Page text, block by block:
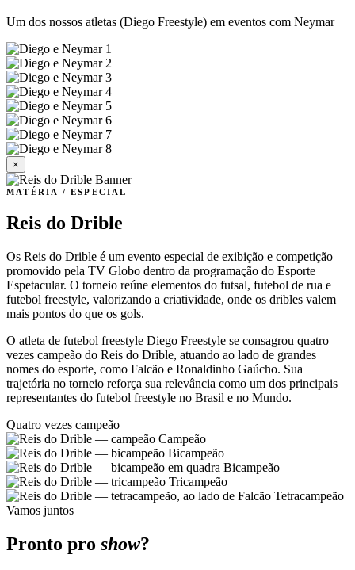
Um dos nossos atletas (Diego Freestyle) em eventos com Neymar
×
MATÉRIA / ESPECIAL
Reis do Drible
Os Reis do Drible é um evento especial de exibição e competição
promovido pela TV Globo dentro da programação do Esporte
Espetacular. O torneio reúne elementos do futsal, futebol de rua e
futebol freestyle, valorizando a criatividade, onde os dribles valem
mais pontos do que os gols.
O atleta de futebol freestyle Diego Freestyle se consagrou quatro
vezes campeão do Reis do Drible, atuando ao lado de grandes
nomes do esporte, como Falcão e Ronaldinho Gaúcho. Sua
trajetória no torneio reforça sua relevância como um dos principais
representantes do futebol freestyle no Brasil e no Mundo.
Quatro vezes campeão
Campeão
Bicampeão
Bicampeão
Tricampeão
Tetracampeão
Vamos juntos
Pronto pro show?